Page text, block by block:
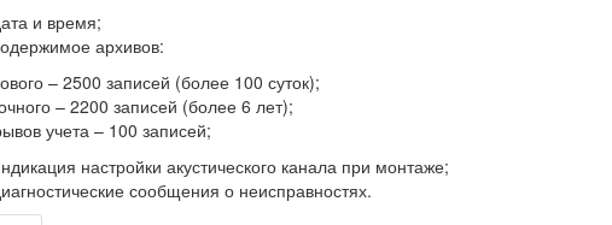
и время;
архивов:
– 2500 записей (более 100 суток);
– 2200 записей (более 6 лет);
учета – 100 записей;
настройки акустического канала при монтаже;
сообщения о неисправностях.